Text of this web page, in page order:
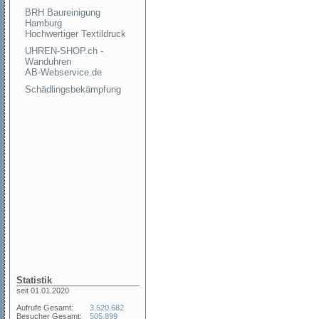
BRH Baureinigung
Hamburg
Hochwertiger Textildruck
UHREN-SHOP.ch -
Wanduhren
AB-Webservice.de
Schädlingsbekämpfung
Statistik
seit 01.01.2020
Aufrufe Gesamt:
Besucher Gesamt:
3.520.682
505.899